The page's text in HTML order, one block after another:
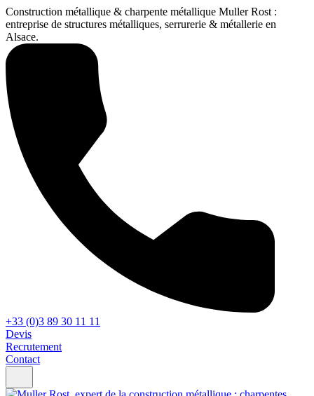
Construction métallique & charpente métallique Muller Rost :
entreprise de structures métalliques, serrurerie & métallerie en
Alsace.
+33 (0)3 89 30 11 11
Devis
Recrutement
Contact